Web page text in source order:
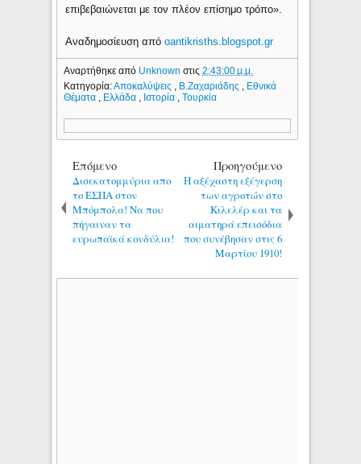
επιβεβαιώνεται με τον πλέον επίσημο τρόπο».
Αναδημοσίευση απόoantikrisths.blogspot.gr
Αναρτήθηκε από Unknownστις2:43:00 μ.μ.
Κατηγορία:Αποκαλύψεις Β.Ζαχαριάδης
Εθνικά
Θέματα
Ελλάδα Ιστορία ,Τουρκία
Επόμενο
Δισεκατομμύρια απο
το ΕΣΠΑ στον
Μπόμπολα! Να που
πήγαιναν τα
ευρωπαϊκά κονδύλια!
Προηγούμενο
Η αξέχαστη εξέγερση
των αγροτών στο
Κιλελέρ και τα
αιματηρά επεισόδια
που συνέβησαν στις 6
Μαρτίου 1910!